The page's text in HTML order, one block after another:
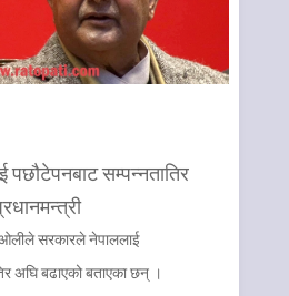
सम्पन्नतातिर
ओलीले सरकारले नेपाललाई
अघि बढाएको बताएका छन् ।